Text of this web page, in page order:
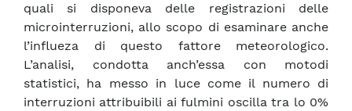
quali si disponeva delle registrazioni delle
microinterruzioni, allo scopo di esaminare anche
l’influeza di questo fattore meteorologico.
L’analisi, condotta anch’essa con motodi
statistici, ha messo in luce come il numero di
interruzioni attribuibili ai fulmini oscilla tra lo 0%